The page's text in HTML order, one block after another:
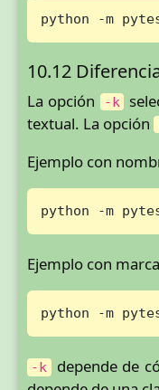
python -m
10.12
La opción -k
textual. La opción
Ejemplo con
python -m
Ejemplo con
python -m
-k depende de